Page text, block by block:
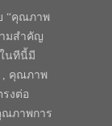
“คุณภาพ
มสำคัญ
นทีนี้มี
, คุณภาพ
งต่อ
ณภาพการ